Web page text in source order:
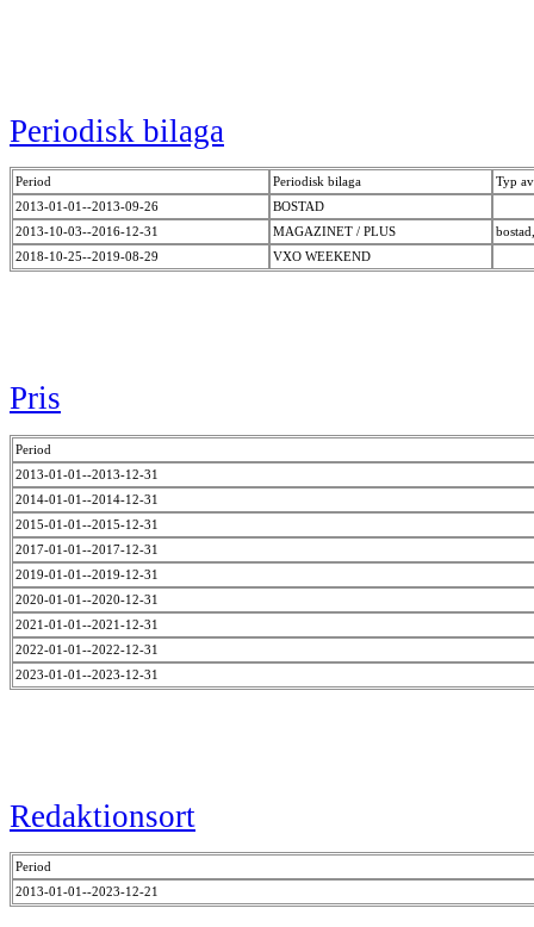
Periodisk bilaga
Period Periodisk bilaga
Typ
2013-01-01--2013-09-26
BOSTAD
2013-10-03--2016-12-31
MAGAZINET / PLUS
2018-10-25--2019-08-29
VXO WEEKEND
Pris
Period
2013-01-01--2013-12-31
2014-01-01--2014-12-31
2015-01-01--2015-12-31
2017-01-01--2017-12-31
2019-01-01--2019-12-31
2020-01-01--2020-12-31
2021-01-01--2021-12-31
2022-01-01--2022-12-31
2023-01-01--2023-12-31
Redaktionsort
Period
2013-01-01--2023-12-21